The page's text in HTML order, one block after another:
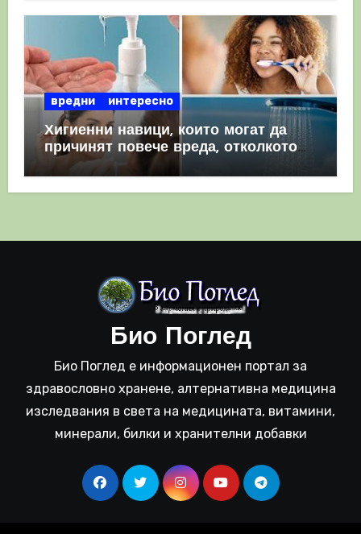
вредни интересно
Хигиенни навици, които могат да
причинят повече вреда, отколкото
полза
Био Поглед
Био Поглед е информационен портал за
здравословно хранене, алтернативна медицина
изследвания в света на медицината, витамини,
минерали, билки и хранителни добавки